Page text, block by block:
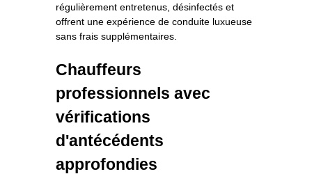
régulièrement entretenus, désinfectés et
offrent une expérience de conduite luxueuse
sans frais supplémentaires.
Chauffeurs
professionnels avec
vérifications
d'antécédents
approfondies